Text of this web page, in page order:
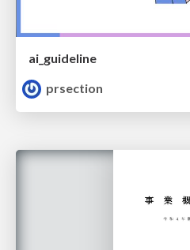
ai_guideline
prsection